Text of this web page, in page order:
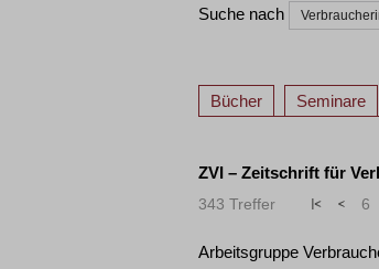
Suche nach
Bücher Seminare
ZVI – Zeitschrift für
343 Treffer « < 6
Arbeitsgruppe